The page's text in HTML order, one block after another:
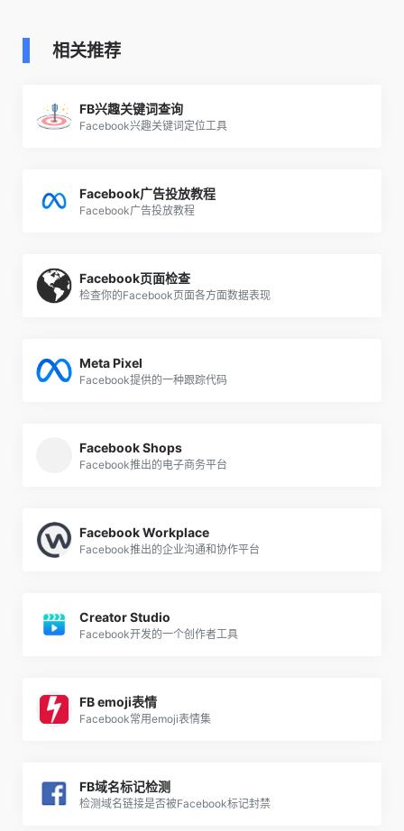
相关推荐
FB兴趣关键词查询
Facebook兴趣关键词定位工具
Facebook广告投放教程
Facebook广告投放教程
Facebook页面检查
检查你的Facebook页面各方面数据表现
Meta Pixel
Facebook提供的一种跟踪代码
Facebook Shops
Facebook推出的电子商务平台
Facebook Workplace
Facebook推出的企业沟通和协作平台
Creator Studio
Facebook开发的一个创作者工具
FB emoji表情
Facebook常用emoji表情集
FB域名标记检测
检测域名链接是否被Facebook标记封禁